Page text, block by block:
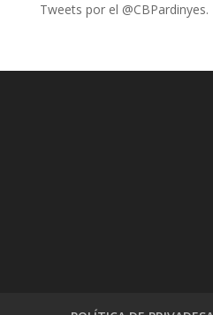
Tweets por el @CBPardinyes.